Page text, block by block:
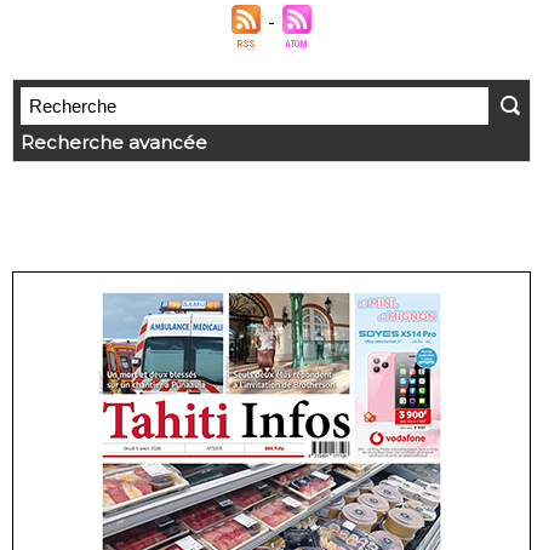
Recherche avancée